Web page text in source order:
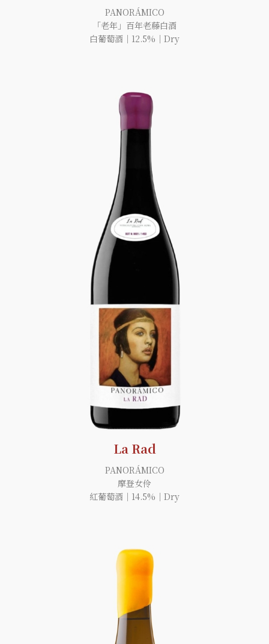
PANORÁMICO
「老年」百年老藤白酒
白葡萄酒｜12.5%｜Dry
La Rad
PANORÁMICO
摩登女伶
紅葡萄酒｜14.5%｜Dry